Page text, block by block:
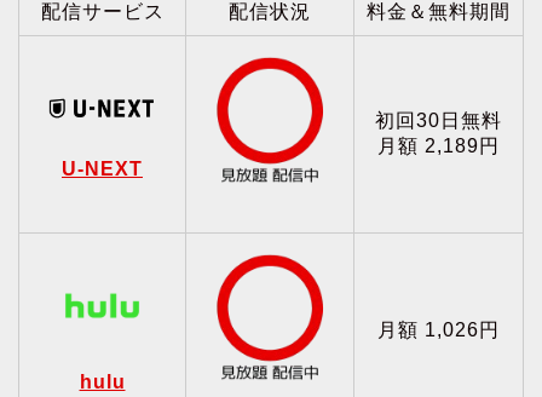
配信サービス 配信状況 料金＆無料期間
U-NEXT
初回30日無料
月額 2,189円
hulu
月額 1,026円